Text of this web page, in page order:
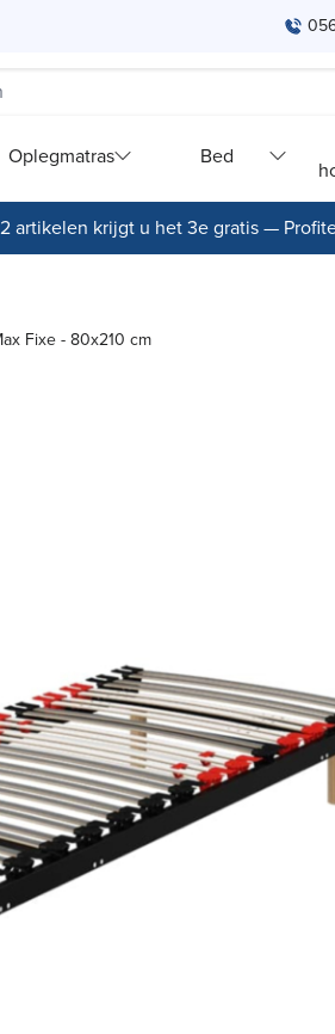
Oplegmatras Bed
artikelen krijgt u het 3e gratis —
Fixe - 80x210 cm